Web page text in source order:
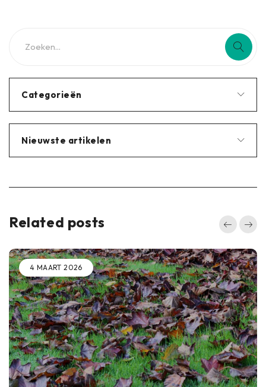
Categorieën
Nieuwste artikelen
Related posts
4 MAART 2026